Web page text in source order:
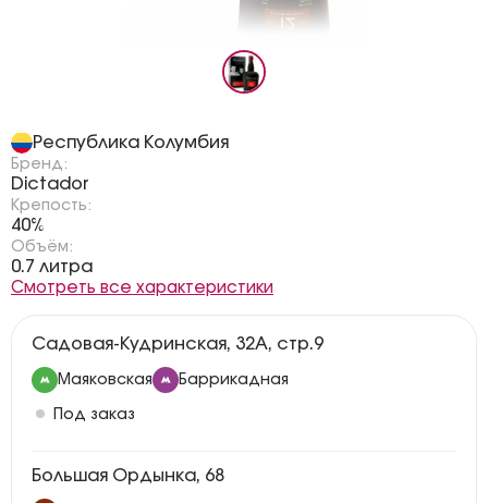
Республика Колумбия
Бренд:
Dictador
Крепость:
40%
Объём:
0.7 литра
Смотреть все характеристики
Садовая-Кудринская, 32А, стр.9
Маяковская Баррикадная
Под заказ
Большая Ордынка, 68